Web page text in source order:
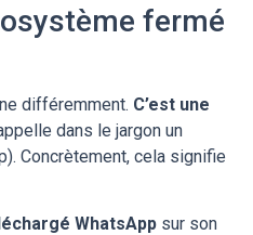
fermé
différemment. C’est une
dans le jargon un
Concrètement, cela signifie
WhatsApp sur son